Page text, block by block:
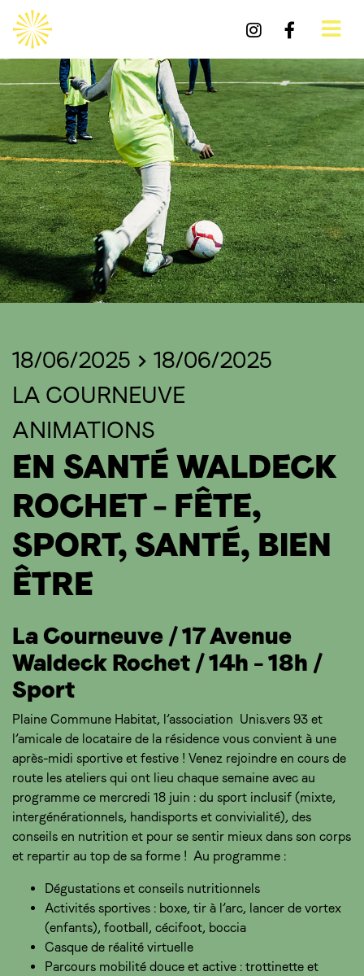
18/06/2025 > 18/06/2025
LA COURNEUVE
ANIMATIONS
EN SANTÉ WALDECK
ROCHET – FÊTE,
SPORT, SANTÉ, BIEN
ÊTRE
La Courneuve / 17 Avenue
Waldeck Rochet / 14h – 18h /
Sport
Plaine Commune Habitat, l’association Unis.vers 93 et
l’amicale de locataire de la résidence vous convient à une
après-midi sportive et festive ! Venez rejoindre en cours de
route les ateliers qui ont lieu chaque semaine avec au
programme ce mercredi 18 juin : du sport inclusif (mixte,
intergénérationnels, handisports et convivialité), des
conseils en nutrition et pour se sentir mieux dans son corps
et repartir au top de sa forme ! Au programme :
Dégustations et conseils nutritionnels
Activités sportives : boxe, tir à l’arc, lancer de vortex
(enfants), football, cécifoot, boccia
Casque de réalité virtuelle
Parcours mobilité douce et active : trottinette et